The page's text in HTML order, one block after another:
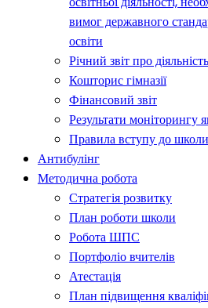
вимог державного
освіти
Річний звіт про
Кошторис гімназії
Фінансовий звіт
Результати моніторингу
Правила вступу до школи
Антибулінг
Методична робота
Стратегія розвитку
План роботи школи
Робота ШПС
Портфоліо вчителів
Атестація
План підвищення